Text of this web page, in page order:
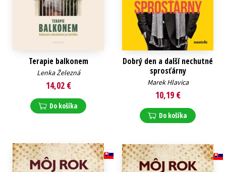
Terapie balkonem
Lenka Železná
14,02 €
Do košíka
Dobrý den a další nechutné
sprosťárny
Marek Hlavica
10,19 €
Do košíka